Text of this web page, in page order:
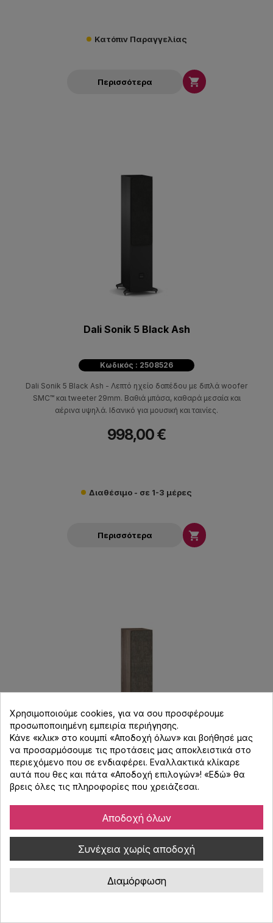
Κατόπιν Παραγγελίας
Περισσότερα 
Dali Sonik 5 Black Ash
Κωδικός : 2508526
Dali Sonik 5 Black Ash - Λεπτό ηχείο δαπέδου με διπλά woofer
SMC™ και tweeter 29mm. Βαθιά μπάσα, καθαρά μεσαία και
αέρινα υψηλά. Ιδανικό για μουσική και ταινίες.
998,00 €
Διαθέσιμο - σε 1-3 μέρες
Περισσότερα 
Dali Sonik 5 Walnut
Κωδικός : 2508528
Dali Sonik 5 Walnut: λεπτό ηχείο δαπέδου με διπλά woofer SMC™
και tweeter 29mm για βαθιά μπάσα και καθαρό ήχο. Ιδανικό για
μουσική και ταινίες σε κομψό design που ταιριάζει παντού.
998,00 €
Χρησιμοποιούμε cookies, για να σου προσφέρουμε
προσωποποιημένη εμπειρία περιήγησης.
Κάνε «κλικ» στο κουμπί «Αποδοχή όλων» και βοήθησέ μας
να προσαρμόσουμε τις προτάσεις μας αποκλειστικά στο
περιεχόμενο που σε ενδιαφέρει. Εναλλακτικά κλίκαρε
αυτά που θες και πάτα «Αποδοχή επιλογών»! «Εδώ» θα
βρεις όλες τις πληροφορίες που χρειάζεσαι.
Αποδοχή όλων
Συνέχεια χωρίς αποδοχή
Διαμόρφωση